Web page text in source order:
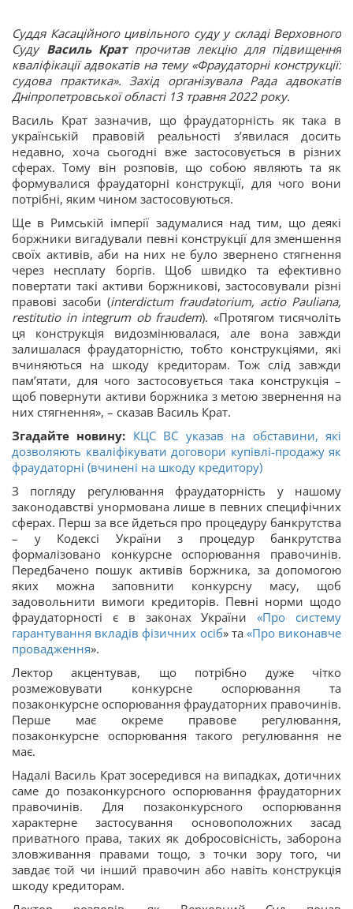
Суддя Касаційного цивільного суду у складі Верховного
Суду Василь Кратпрочитав лекцію для підвищення
кваліфікації адвокатів на тему «Фраудаторні конструкції:
судова практика». Захід організувала Рада адвокатів
Дніпропетровської області 13 травня 2022 року.
Василь Крат зазначив, що фраудаторність як така в
українській правовій реальності з’явилася досить
недавно, хоча сьогодні вже застосовується в різних
сферах. Тому він розповів, що собою являють та як
формувалися фраудаторні конструкції, для чого вони
потрібні, яким чином застосовуються.
Ще в Римській імперії задумалися над тим, що деякі
боржники вигадували певні конструкції для зменшення
своїх активів, аби на них не було звернено стягнення
через несплату боргів. Щоб швидко та ефективно
повертати такі активи боржникові, застосовували різні
правові засоби (interdictum fraudatorium, actio Pauliana,
restitutio in integrum ob fraudem). «Протягом тисячоліть
ця конструкція видозмінювалася, але вона завжди
залишалася фраудаторністю, тобто конструкціями, які
вчиняються на шкоду кредиторам. Тож слід завжди
пам’ятати, для чого застосовується така конструкція –
щоб повернути активи боржника з метою звернення на
них стягнення», – сказав Василь Крат.
Згадайте новину: КЦС ВС указав на обставини, які
дозволяють кваліфікувати договори купівлі-продажу як
фраудаторні (вчинені на шкоду кредитору)
З погляду регулювання фраудаторність у нашому
законодавстві унормована лише в певних специфічних
сферах. Перш за все йдеться про процедуру банкрутства
– у Кодексі України з процедур банкрутства
формалізовано конкурсне оспорювання правочинів.
Передбачено пошук активів боржника, за допомогою
яких можна заповнити конкурсну масу, щоб
задовольнити вимоги кредиторів. Певні норми щодо
фраудаторності є в законах України«Про систему
гарантування вкладів фізичних осіб» та «Про виконавче
провадження».
Лектор акцентував, що потрібно дуже чітко
розмежовувати конкурсне оспорювання та
позаконкурсне оспорювання фраудаторних правочинів.
Перше має окреме правове регулювання,
позаконкурсне оспорювання такого регулювання не
має.
Надалі Василь Крат зосередився на випадках, дотичних
саме до позаконкурсного оспорювання фраудаторних
правочинів. Для позаконкурсного оспорювання
характерне застосування основоположних засад
приватного права, таких як добросовісність, заборона
зловживання правами тощо, з точки зору того, чи
завдає той чи інший правочин або навіть конструкція
шкоду кредиторам.